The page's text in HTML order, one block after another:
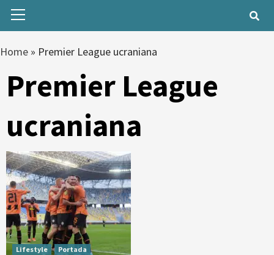
Menu
Home » Premier League ucraniana
Premier League
ucraniana
Lifestyle Portada